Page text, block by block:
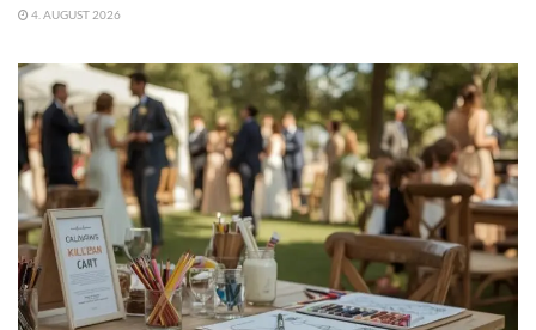
4. AUGUST 2026